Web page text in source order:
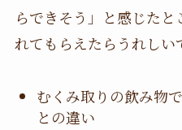
らできそう」と感じた
れてもらえたらうれしい
むくみ取りの飲み物
との違い